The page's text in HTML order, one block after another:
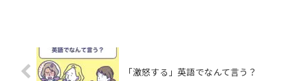
「激怒する」英語でなんて言う？